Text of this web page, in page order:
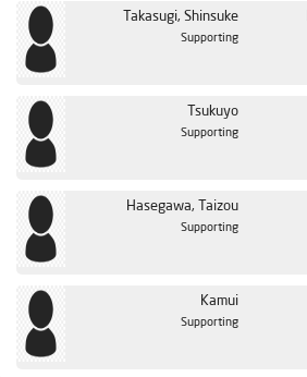
Takasugi, Shinsuke
Supporting
Tsukuyo
Supporting
Hasegawa, Taizou
Supporting
Kamui
Supporting